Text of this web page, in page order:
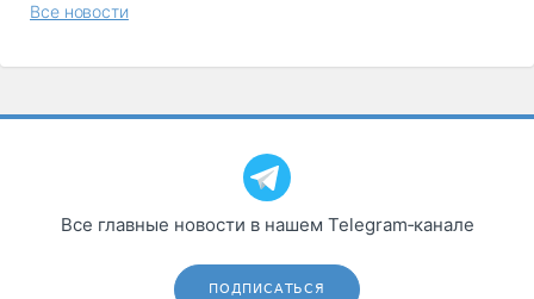
Все новости
Все главные новости в нашем Telegram‑канале
ПОДПИСАТЬСЯ